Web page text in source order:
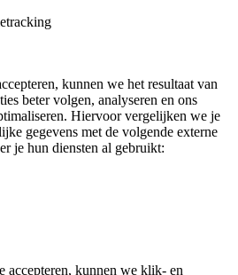
kunnen we het resultaat van
beter volgen, analyseren en ons
Hiervoor vergelijken we je
gegevens met de volgende externe
je hun diensten al gebruikt:
accepteren, kunnen we klik- en